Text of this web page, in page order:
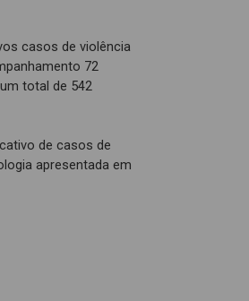
casos de violência
72
total de 542
de casos de
apresentada em